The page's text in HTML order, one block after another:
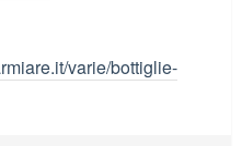
varie/bottiglie-